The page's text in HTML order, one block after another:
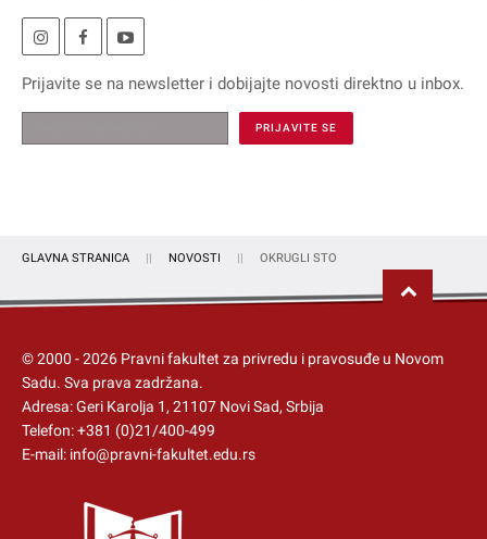
Prijavite se na newsletter i dobijajte novosti direktno u inbox.
GLAVNA STRANICA NOVOSTI OKRUGLI STO
© 2000 -2026 Pravni fakultet za privredu i pravosuđe u Novom
Sadu. Sva prava zadržana.
Adresa: Geri Karolja 1, 21107 Novi Sad, Srbija
Telefon:+381 (0)21/400-499
E-mail: info@pravni-fakultet.edu.rs